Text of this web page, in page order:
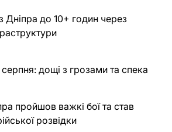
Дніпра до 10+ годин через
дощі з грозами та спека
пройшов важкі бої та став
розвідки